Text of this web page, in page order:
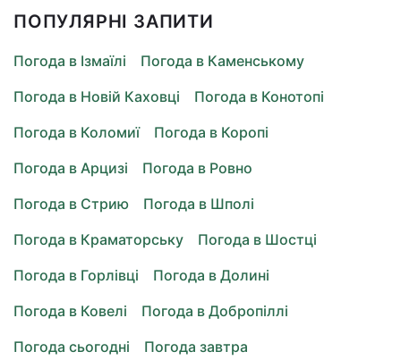
ПОПУЛЯРНІ ЗАПИТИ
Погода в Ізмаїлі
Погода в Каменському
Погода в Новій Каховці
Погода в Конотопі
Погода в Коломиї
Погода в Коропі
Погода в Арцизі
Погода в Ровно
Погода в Стрию
Погода в Шполі
Погода в Краматорську
Погода в Шостці
Погода в Горлівці
Погода в Долині
Погода в Ковелі
Погода в Добропіллі
Погода сьогодні
Погода завтра